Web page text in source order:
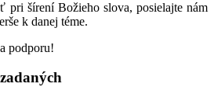
pri šírení Božieho slova, posielajte nám
k danej téme.
podporu!